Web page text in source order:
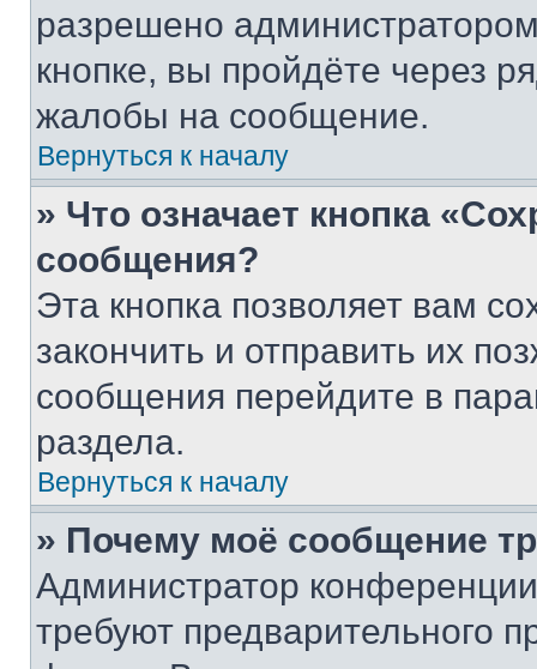
разрешено
кнопке, вы пройдёте через
жалобы на сообщение.
Вернуться к началу
» Что означает кнопка
сообщения?
Эта кнопка позволяет вам
закончить и отправить их
сообщения перейдите в
раздела.
Вернуться к началу
» Почему моё сообщение
Администратор
требуют предварительного